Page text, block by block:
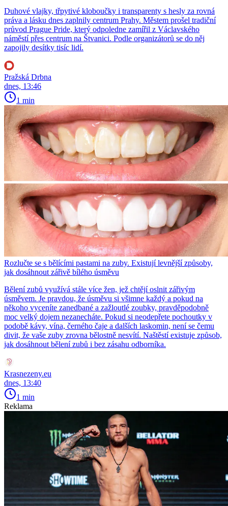
Duhové vlajky, třpytivé kloboučky i transparenty s hesly za rovná
práva a lásku dnes zaplnily centrum Prahy. Městem prošel tradiční
průvod Prague Pride, který odpoledne zamířil z Václavského
náměstí přes centrum na Štvanici. Podle organizátorů se do něj
zapojily desítky tisíc lidí.
Pražská Drbna
dnes, 13:46
1 min
Rozlučte se s bělícími pastami na zuby. Existují levnější způsoby,
jak dosáhnout zářivě bílého úsměvu
Bělení zubů využívá stále více žen, jež chtějí oslnit zářivým
úsměvem. Je pravdou, že úsměvu si všimne každý a pokud na
někoho vyceníte zanedbané a zažloutlé zoubky, pravděpodobně
moc velký dojem nezanecháte. Pokud si neodepřete pochoutky v
podobě kávy, vína, černého čaje a dalších laskomin, není se čemu
divit, že vaše zuby zrovna bělostně nesvítí. Naštěstí existuje způsob,
jak dosáhnout bělení zubů i bez zásahu odborníka.
Krasnezeny.eu
dnes, 13:40
1 min
Reklama